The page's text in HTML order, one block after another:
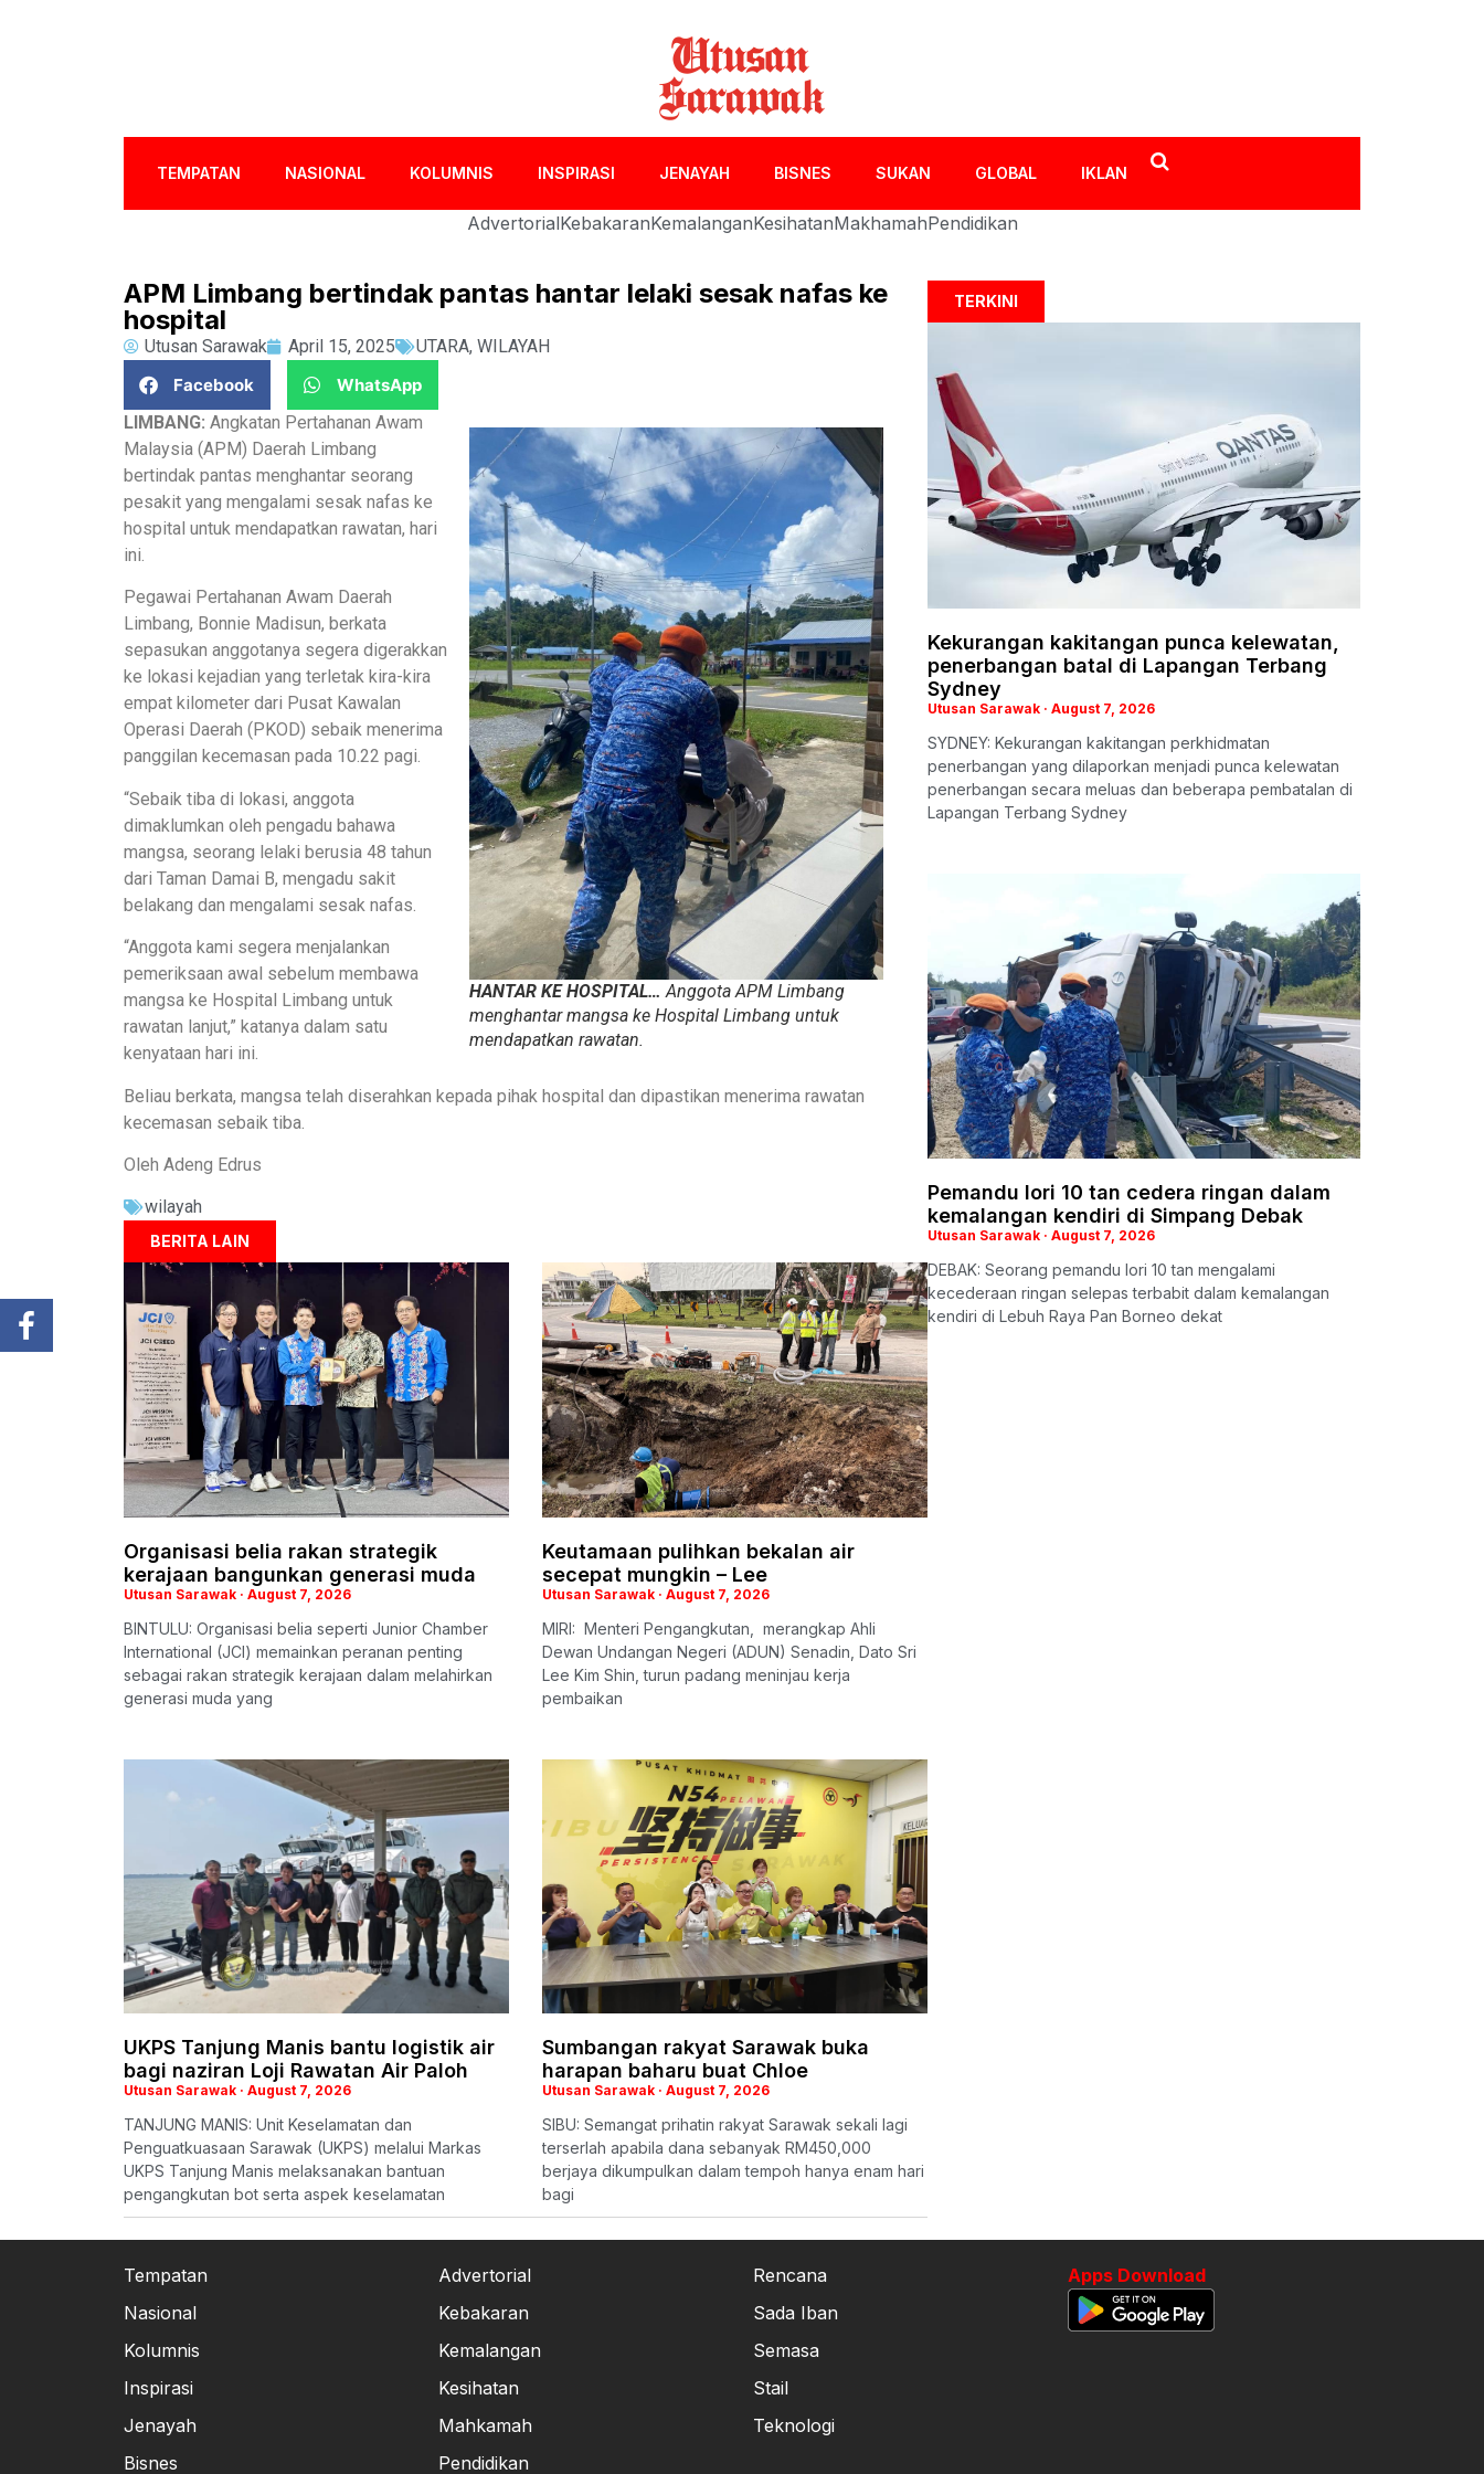
TEMPATAN NASIONAL KOLUMNIS INSPIRASI JENAYAH BISNES SUKAN GLOBAL IKLAN
AdvertorialKebakaranKemalanganKesihatanMakhamahPendidikan
APM Limbang bertindak pantas hantar lelaki sesak nafas ke
hospital
Utusan Sarawak April 15, 2025 UTARA, WILAYAH
Facebook
WhatsApp
HANTAR KE HOSPITAL… Anggota APM Limbang
menghantar mangsa ke Hospital Limbang untuk
mendapatkan rawatan.
LIMBANG: Angkatan Pertahanan Awam
Malaysia (APM) Daerah Limbang
bertindak pantas menghantar seorang
pesakit yang mengalami sesak nafas ke
hospital untuk mendapatkan rawatan, hari
ini.
Pegawai Pertahanan Awam Daerah
Limbang, Bonnie Madisun, berkata
sepasukan anggotanya segera digerakkan
ke lokasi kejadian yang terletak kira-kira
empat kilometer dari Pusat Kawalan
Operasi Daerah (PKOD) sebaik menerima
panggilan kecemasan pada 10.22 pagi.
“Sebaik tiba di lokasi, anggota
dimaklumkan oleh pengadu bahawa
mangsa, seorang lelaki berusia 48 tahun
dari Taman Damai B, mengadu sakit
belakang dan mengalami sesak nafas.
“Anggota kami segera menjalankan
pemeriksaan awal sebelum membawa
mangsa ke Hospital Limbang untuk
rawatan lanjut,” katanya dalam satu
kenyataan hari ini.
Beliau berkata, mangsa telah diserahkan kepada pihak hospital dan dipastikan menerima rawatan
kecemasan sebaik tiba.
Oleh Adeng Edrus
wilayah
BERITA LAIN
Organisasi belia rakan strategik
kerajaan bangunkan generasi muda
Utusan Sarawak August 7, 2026
BINTULU: Organisasi belia seperti Junior Chamber
International (JCI) memainkan peranan penting
sebagai rakan strategik kerajaan dalam melahirkan
generasi muda yang
Keutamaan pulihkan bekalan air
secepat mungkin – Lee
Utusan Sarawak August 7, 2026
MIRI: Menteri Pengangkutan, merangkap Ahli
Dewan Undangan Negeri (ADUN) Senadin, Dato Sri
Lee Kim Shin, turun padang meninjau kerja
pembaikan
UKPS Tanjung Manis bantu logistik air
bagi naziran Loji Rawatan Air Paloh
Utusan Sarawak August 7, 2026
TANJUNG MANIS: Unit Keselamatan dan
Penguatkuasaan Sarawak (UKPS) melalui Markas
UKPS Tanjung Manis melaksanakan bantuan
pengangkutan bot serta aspek keselamatan
Sumbangan rakyat Sarawak buka
harapan baharu buat Chloe
Utusan Sarawak August 7, 2026
SIBU: Semangat prihatin rakyat Sarawak sekali lagi
terserlah apabila dana sebanyak RM450,000
berjaya dikumpulkan dalam tempoh hanya enam hari
bagi
TERKINI
Kekurangan kakitangan punca kelewatan,
penerbangan batal di Lapangan Terbang
Sydney
Utusan Sarawak August 7, 2026
SYDNEY: Kekurangan kakitangan perkhidmatan
penerbangan yang dilaporkan menjadi punca kelewatan
penerbangan secara meluas dan beberapa pembatalan di
Lapangan Terbang Sydney
Pemandu lori 10 tan cedera ringan dalam
kemalangan kendiri di Simpang Debak
Utusan Sarawak August 7, 2026
DEBAK: Seorang pemandu lori 10 tan mengalami
kecederaan ringan selepas terbabit dalam kemalangan
kendiri di Lebuh Raya Pan Borneo dekat
Tempatan
Nasional
Kolumnis
Inspirasi
Jenayah
Bisnes
Advertorial
Kebakaran
Kemalangan
Kesihatan
Mahkamah
Pendidikan
Rencana
Sada Iban
Semasa
Stail
Teknologi
Apps Download